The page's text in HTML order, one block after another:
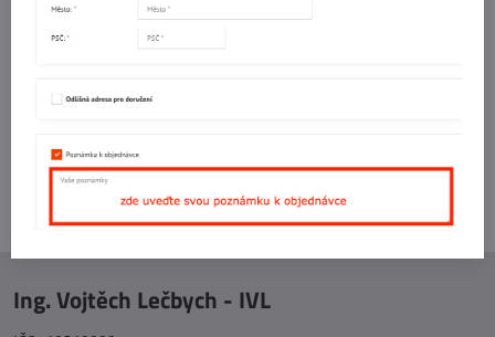
Twitter
Potřebujete poradit s objednávkou?
+420 577 523 563
Ing. Vojtěch Lečbych - IVL